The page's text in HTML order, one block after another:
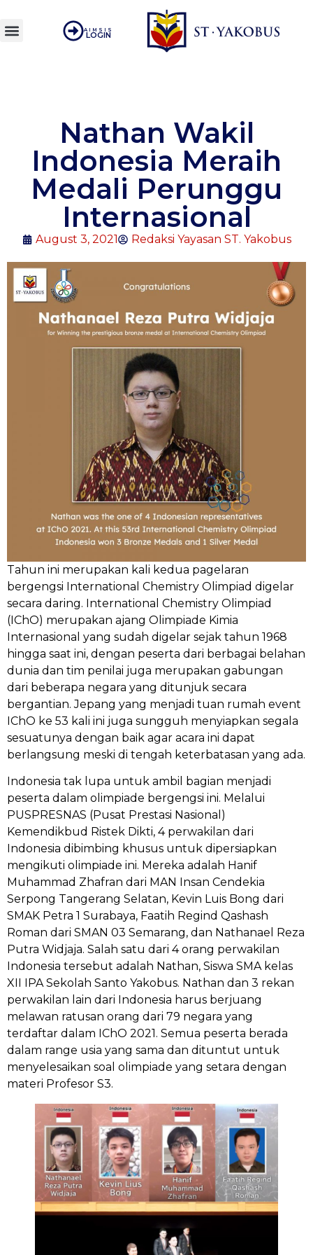
AIMSIS
LOGIN
Nathan Wakil
Indonesia Meraih
Medali Perunggu
Internasional
August 3, 2021 Redaksi Yayasan ST. Yakobus
Tahun ini merupakan kali kedua pagelaran
bergengsi International Chemistry Olimpiad digelar
secara daring. International Chemistry Olimpiad
(IChO) merupakan ajang Olimpiade Kimia
Internasional yang sudah digelar sejak tahun 1968
hingga saat ini, dengan peserta dari berbagai belahan
dunia dan tim penilai juga merupakan gabungan
dari beberapa negara yang ditunjuk secara
bergantian. Jepang yang menjadi tuan rumah event
IChO ke 53 kali ini juga sungguh menyiapkan segala
sesuatunya dengan baik agar acara ini dapat
berlangsung meski di tengah keterbatasan yang ada.
Indonesia tak lupa untuk ambil bagian menjadi
peserta dalam olimpiade bergengsi ini. Melalui
PUSPRESNAS (Pusat Prestasi Nasional)
Kemendikbud Ristek Dikti, 4 perwakilan dari
Indonesia dibimbing khusus untuk dipersiapkan
mengikuti olimpiade ini. Mereka adalah Hanif
Muhammad Zhafran dari MAN Insan Cendekia
Serpong Tangerang Selatan, Kevin Luis Bong dari
SMAK Petra 1 Surabaya, Faatih Regind Qashash
Roman dari SMAN 03 Semarang, dan Nathanael Reza
Putra Widjaja. Salah satu dari 4 orang perwakilan
Indonesia tersebut adalah Nathan, Siswa SMA kelas
XII IPA Sekolah Santo Yakobus. Nathan dan 3 rekan
perwakilan lain dari Indonesia harus berjuang
melawan ratusan orang dari 79 negara yang
terdaftar dalam IChO 2021. Semua peserta berada
dalam range usia yang sama dan dituntut untuk
menyelesaikan soal olimpiade yang setara dengan
materi Profesor S3.